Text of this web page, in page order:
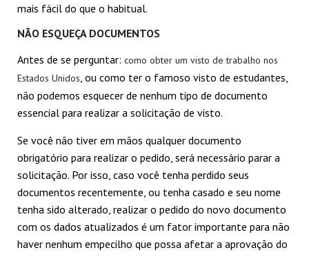
mais fácil do que o habitual.
NÃO ESQUEÇA DOCUMENTOS
Antes de se perguntar: como obter um visto de trabalho nos
Estados Unidos, ou como ter o famoso visto de estudantes,
não podemos esquecer de nenhum tipo de documento
essencial para realizar a solicitação de visto.
Se você não tiver em mãos qualquer documento
obrigatório para realizar o pedido, será necessário parar a
solicitação. Por isso, caso você tenha perdido seus
documentos recentemente, ou tenha casado e seu nome
tenha sido alterado, realizar o pedido do novo documento
com os dados atualizados é um fator importante para não
haver nenhum empecilho que possa afetar a aprovação do